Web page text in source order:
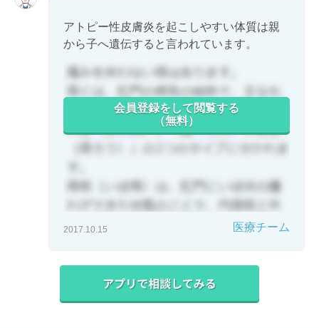
アトピー性皮膚炎を起こしやすい体質は親
から子へ遺伝すると言われています。
会員登録をして閲覧する
（無料）
2017.10.15 医療チーム